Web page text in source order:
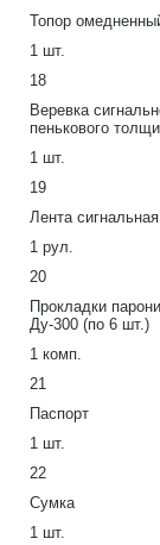
Топор
1 шт.
18
Веревка
пенькового
1 шт.
19
Лента
1 рул.
20
Прокладки
Ду-300 (по 6 шт.)
1 комп.
21
Паспорт
1 шт.
22
Сумка
1 шт.